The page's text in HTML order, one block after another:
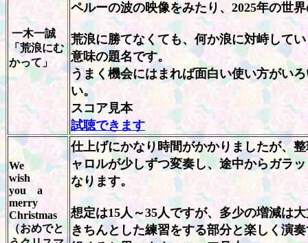
一木一誠
「荒浪にむ
かって」
ペルーの波の映像をみたり、2025年の世
荒浪に勝てなくても、何か浪に対峙して
意味の題名です。
うまく機会にはまれば面白い使い方がい
い。
スコア見本
試聴できます
We
wish
you a
merry
Christmas
（おめでと
仕上げにかなり時間がかかりましたが、
ャロルが少しずつ変奏し、途中からガラ
なります。
想定は15人～35人ですが、多少の増減は
きちんとした練習をする部分と楽しく演